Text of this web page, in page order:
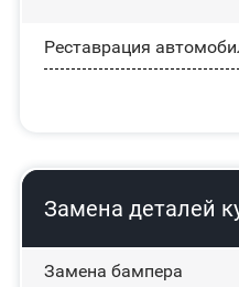
Реставрация
Замена деталей
Замена бампера